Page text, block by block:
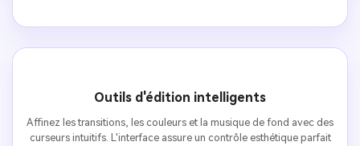
Outils d'édition intelligents
Affinez les transitions, les couleurs et la musique de fond avec des
curseurs intuitifs. L'interface assure un contrôle esthétique parfait